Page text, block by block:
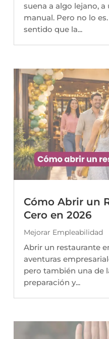
suena a algo lejano,
manual. Pero no lo
sentido que la...
Cómo Abrir un
Cero en 2026
Mejorar Empleabilidad
Abrir un restaurante
aventuras
pero también una de
preparación y...